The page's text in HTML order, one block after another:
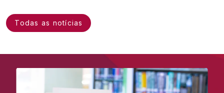
Todas as notícias